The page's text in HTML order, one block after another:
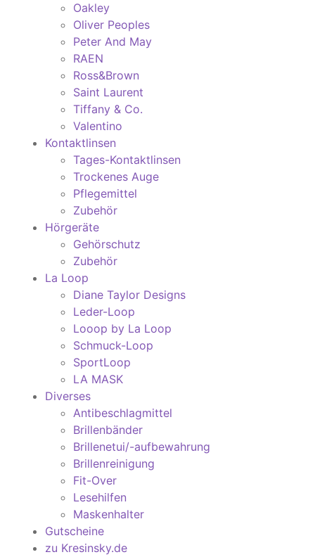
Oakley
Oliver Peoples
Peter And May
RAEN
Ross&Brown
Saint Laurent
Tiffany & Co.
Valentino
Kontaktlinsen
Tages-Kontaktlinsen
Trockenes Auge
Pflegemittel
Zubehör
Hörgeräte
Gehörschutz
Zubehör
La Loop
Diane Taylor Designs
Leder-Loop
Looop by La Loop
Schmuck-Loop
SportLoop
LA MASK
Diverses
Antibeschlagmittel
Brillenbänder
Brillenetui/-aufbewahrung
Brillenreinigung
Fit-Over
Lesehilfen
Maskenhalter
Gutscheine
zu Kresinsky.de